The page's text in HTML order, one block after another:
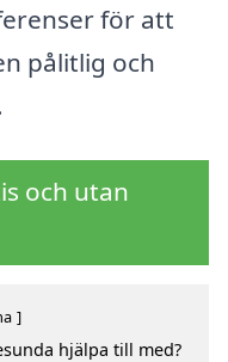
för att
pålitlig och
och utan
hjälpa till med?